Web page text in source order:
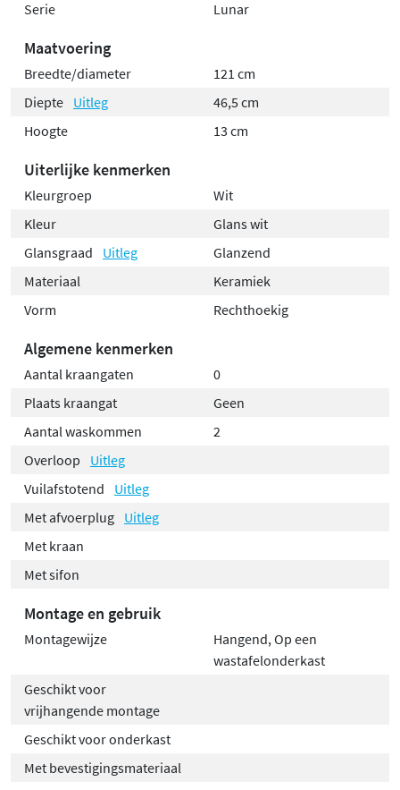
Serie
Lunar
Maatvoering
Breedte/diameter
121 cm
Diepte Uitleg
46,5 cm
Hoogte
13 cm
Uiterlijke kenmerken
Kleurgroep
Wit
Kleur
Glans wit
Glansgraad
Uitleg
Glanzend
Materiaal
Keramiek
Vorm
Rechthoekig
Algemene kenmerken
Aantal kraangaten
0
Plaats kraangat
Geen
Aantal waskommen
2
Overloop
Uitleg
Vuilafstotend
Uitleg
Met afvoerplug Uitleg
Met kraan
Met sifon
Montage en gebruik
Montagewijze
Hangend, Op een
wastafelonderkast
Geschikt voor
vrijhangende montage
Geschikt voor onderkast
Met bevestigingsmateriaal